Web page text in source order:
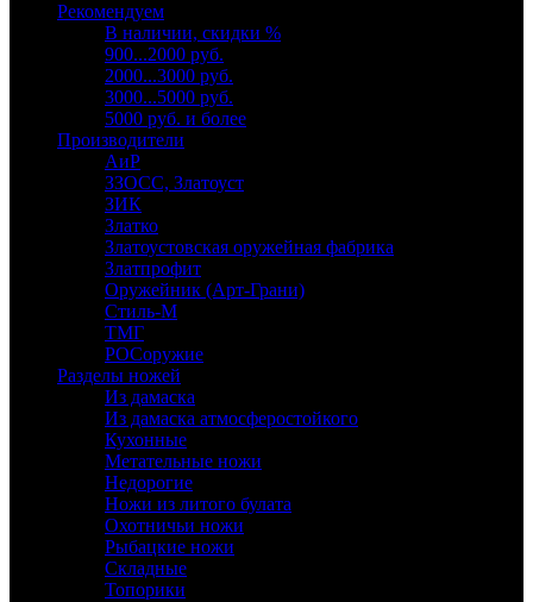
Рекомендуем
В наличии, скидки %
900...2000 руб.
2000...3000 руб.
3000...5000 руб.
5000 руб. и более
Производители
АиР
ЗЗОСС, Златоуст
ЗИК
Златко
Златоустовская оружейная фабрика
Златпрофит
Оружейник (Арт-Грани)
Стиль-М
ТМГ
РОСоружие
Разделы ножей
Из дамаска
Из дамаска атмосферостойкого
Кухонные
Метательные ножи
Недорогие
Ножи из литого булата
Охотничьи ножи
Рыбацкие ножи
Складные
Топорики